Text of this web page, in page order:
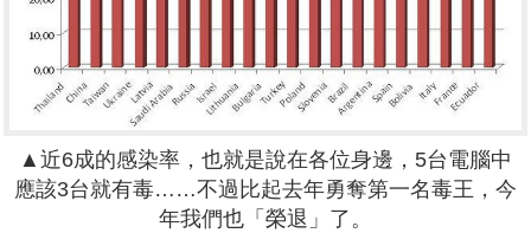
▲近6成的感染率，也就是說在各位身邊，5台電腦中
應該3台就有毒……不過比起去年勇奪第一名毒王，今
年我們也「榮退」了。